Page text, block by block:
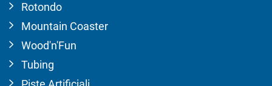
Rotondo
Mountain Coaster
Wood'n'Fun
Tubing